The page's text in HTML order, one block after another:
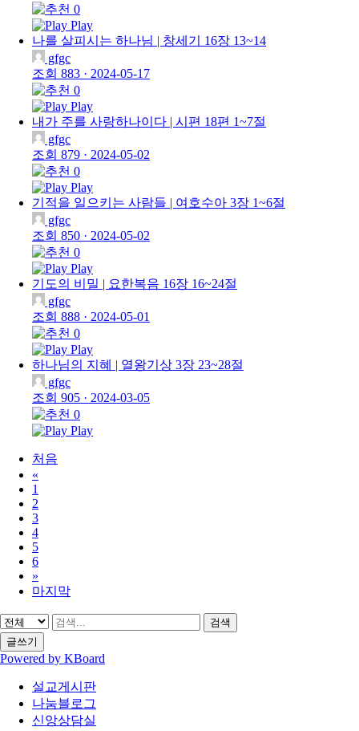
0
Play
나를 살피시는 하나님 | 창세기 16장 13~14
gfgc
조회 883 · 2024-05-17
0
Play
내가 주를 사랑하나이다 | 시편 18편 1~7절
gfgc
조회 879 · 2024-05-02
0
Play
기적을 일으키는 사람들 | 여호수아 3장 1~6절
gfgc
조회 850 · 2024-05-02
0
Play
기도의 비밀 | 요한복음 16장 16~24절
gfgc
조회 888 · 2024-05-01
0
Play
하나님의 지혜 | 열왕기상 3장 23~28절
gfgc
조회 905 · 2024-03-05
0
Play
처음
«
1
2
3
4
5
6
»
마지막
검색
글쓰기
Powered by KBoard
설교게시판
나눔블로그
신앙상담실